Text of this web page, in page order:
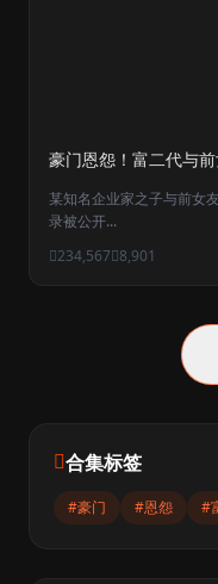
豪门恩怨！富二代与
某知名企业家之子与前女
录被公开...
234,567 8,901
合集标签
#豪门 #恩怨 #